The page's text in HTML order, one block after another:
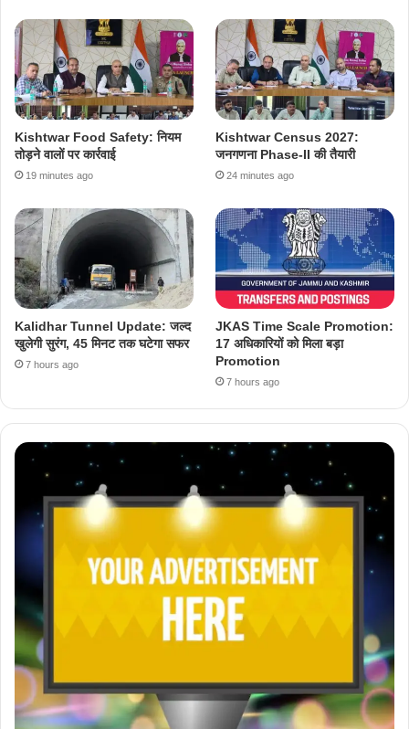
Kishtwar Food Safety: नियम
तोड़ने वालों पर कार्रवाई
19 minutes ago
Kishtwar Census 2027:
जनगणना Phase-II की तैयारी
24 minutes ago
Kalidhar Tunnel Update: जल्द
खुलेगी सुरंग, 45 मिनट तक घटेगा सफर
7 hours ago
JKAS Time Scale Promotion:
17 अधिकारियों को मिला बड़ा
Promotion
7 hours ago